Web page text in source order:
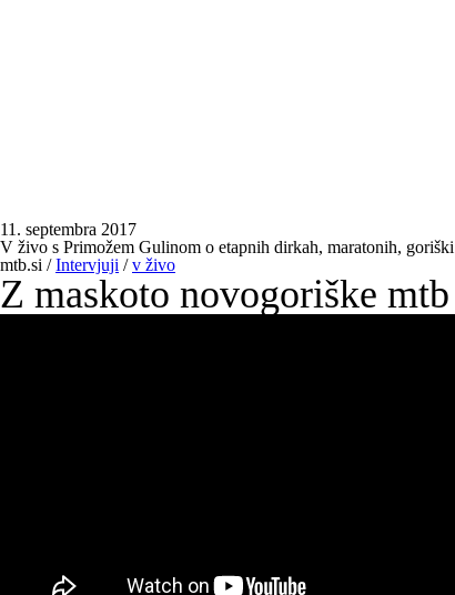
11. septembra 2017
V živo s Primožem Gulinom o etapnih dirkah, maratonih,
mtb.si / Intervjuji / v živo
Z maskoto novogoriške